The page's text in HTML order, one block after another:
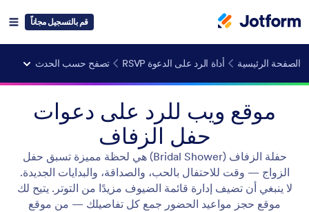
قم بالتسجيل مجاناً
الصفحة الرئيسية أداة الرد على الدعوة RSVP تصفح حسب الحدث
موقع ويب للرد على دعوات
حفل الزفاف
حفلة الزفاف (Bridal Shower) هي لحظة مميزة تسبق حفل
الزواج — وقت للاحتفال بالحب، والصداقة، والبدايات الجديدة.
لا ينبغي أن تضيف إدارة قائمة الضيوف مزيدًا من التوتر. يتيح لك
موقع حجز مواعيد الحضور جمع كل تفاصيلك — من موقع